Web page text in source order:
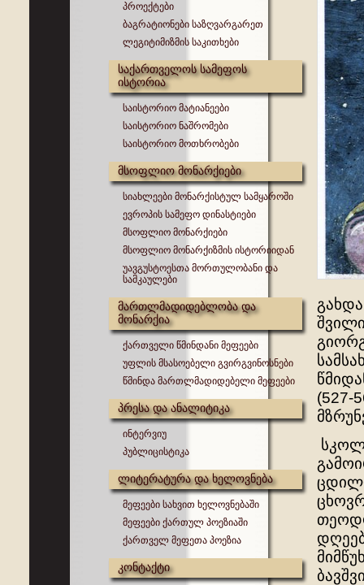
პროექტები
ბაგრატიონები საზღვარგარეთ
ლეგიტიმიზმის საკითხები
საქართველოს სამეფოს
ისტორია
საისტორიო მატიანეები
საისტორიო ნაშრომები
საისტორიო მოთხრობები
მსოფლიო მონარქიები
სიახლეები მონარქისტულ სამყაროში
ევროპის სამეფო დინასტიები
მსოფლიო მონარქიები
მსოფლიო მონარქიზმის ისტორიიდან
უავგუსტოესთა მორთულობანი და
სამკაულები
მართლმადიდებლობა და
მონარქია
ქართველი წმინდანი მეფეები
უფლის მსასოებელი გვირგვინოსნები
წმინდა მართლმადიდებელი მეფეები
პრესა და ანალიტიკა
ინტერვიუ
პუბლიცისტიკა
ლიტერატურა და ხელოვნება
მეფეები სახვით ხელოვნებაში
მეფეები ქართულ პოეზიაში
ქართველ მეფეთა პოეზია
კონტაქტი
(527-